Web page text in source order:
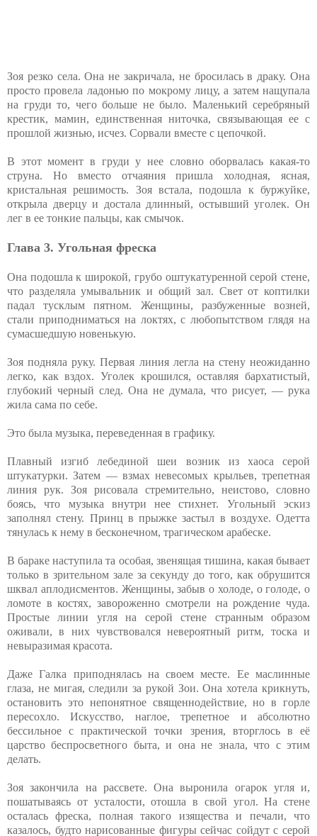
Зоя резко села. Она не закричала, не бросилась в драку. Она
просто провела ладонью по мокрому лицу, а затем нащупала
на груди то, чего больше не было. Маленький серебряный
крестик, мамин, единственная ниточка, связывающая ее с
прошлой жизнью, исчез. Сорвали вместе с цепочкой.
В этот момент в груди у нее словно оборвалась какая-то
струна. Но вместо отчаяния пришла холодная, ясная,
кристальная решимость. Зоя встала, подошла к буржуйке,
открыла дверцу и достала длинный, остывший уголек. Он
лег в ее тонкие пальцы, как смычок.
Глава 3. Угольная фреска
Она подошла к широкой, грубо оштукатуренной серой стене,
что разделяла умывальник и общий зал. Свет от коптилки
падал тусклым пятном. Женщины, разбуженные возней,
стали приподниматься на локтях, с любопытством глядя на
сумасшедшую новенькую.
Зоя подняла руку. Первая линия легла на стену неожиданно
легко, как вздох. Уголек крошился, оставляя бархатистый,
глубокий черный след. Она не думала, что рисует, — рука
жила сама по себе.
Это была музыка, переведенная в графику.
Плавный изгиб лебединой шеи возник из хаоса серой
штукатурки. Затем — взмах невесомых крыльев, трепетная
линия рук. Зоя рисовала стремительно, неистово, словно
боясь, что музыка внутри нее стихнет. Угольный эскиз
заполнял стену. Принц в прыжке застыл в воздухе. Одетта
тянулась к нему в бесконечном, трагическом арабеске.
В бараке наступила та особая, звенящая тишина, какая бывает
только в зрительном зале за секунду до того, как обрушится
шквал аплодисментов. Женщины, забыв о холоде, о голоде, о
ломоте в костях, завороженно смотрели на рождение чуда.
Простые линии угля на серой стене странным образом
оживали, в них чувствовался невероятный ритм, тоска и
невыразимая красота.
Даже Галка приподнялась на своем месте. Ее маслинные
глаза, не мигая, следили за рукой Зои. Она хотела крикнуть,
остановить это непонятное священнодействие, но в горле
пересохло. Искусство, наглое, трепетное и абсолютно
бессильное с практической точки зрения, вторглось в её
царство беспросветного быта, и она не знала, что с этим
делать.
Зоя закончила на рассвете. Она выронила огарок угля и,
пошатываясь от усталости, отошла в свой угол. На стене
осталась фреска, полная такого изящества и печали, что
казалось, будто нарисованные фигуры сейчас сойдут с серой